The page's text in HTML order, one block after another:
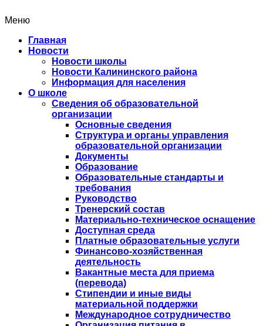
Меню
Главная
Новости
Новости школы
Новости Калининского района
Информация для населения
О школе
Сведения об образовательной
организации
Основные сведения
Структура и органы управления
образовательной организации
Документы
Образование
Образовательные стандарты и
требования
Руководство
Тренерский состав
Материально-техническое оснащение
Доступная среда
Платные образовательные услуги
Финансово-хозяйственная
деятельность
Вакантные места для приема
(перевода)
Стипендии и иные виды
материальной поддержки
Международное сотрудничество